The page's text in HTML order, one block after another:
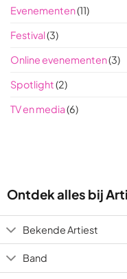
Evenementen(11)
Festival(3)
Online evenementen(3)
Spotlight(2)
TV en media(6)
Ontdek alles bij
Bekende Artiest
Band